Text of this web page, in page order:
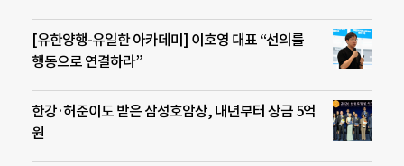
[유한양행-유일한 아카데미] 이호영 대표 “선의를
행동으로 연결하라”
한강·허준이도 받은 삼성호암상, 내년부터 상금 5억
원